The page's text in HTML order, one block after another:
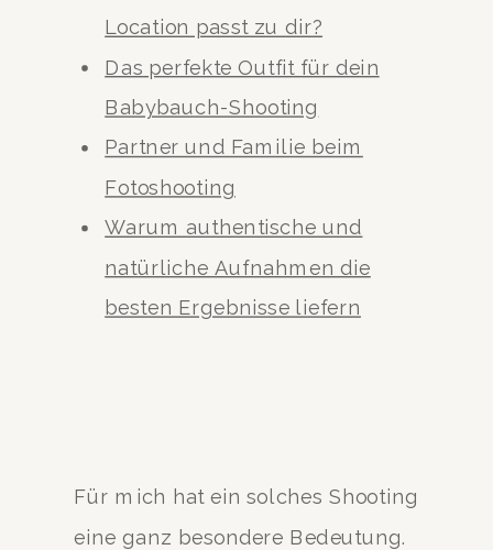
Location passt zu dir?
Das perfekte Outfit für dein
Babybauch-Shooting
Partner und Familie beim
Fotoshooting
Warum authentische und
natürliche Aufnahmen die
besten Ergebnisse liefern
Für mich hat ein solches Shooting
eine ganz besondere Bedeutung.